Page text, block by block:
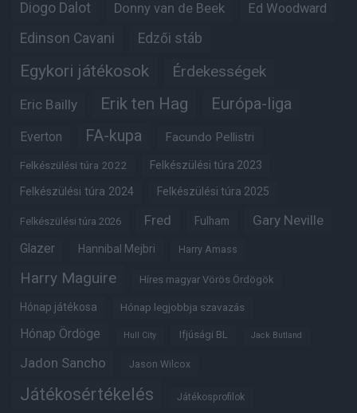
Diogo Dalot Donny van de Beek Ed Woodward
Edinson Cavani Edzői stáb
Egykori játékosok Érdekességek
Eric Bailly Erik ten Hag Európa-liga
Everton FA-kupa Facundo Pellistri
Felkészülési túra 2022 Felkészülési túra 2023
Felkészülési túra 2024 Felkészülési túra 2025
Felkészülési túra 2026 Fred Fulham Gary Neville
Glazer Hannibal Mejbri Harry Amass
Harry Maguire Híres magyar Vörös Ördögök
Hónap játékosa Hónap legjobbja szavazás
Hónap Ördöge Hull City Ifjúsági BL Jack Butland
Jadon Sancho Jason Wilcox
Játékosértékelés Játékosprofilok